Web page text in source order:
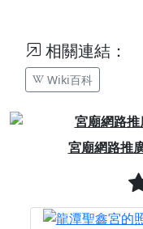
相關連結：
Wiki百科
宮廟網路推
Previous